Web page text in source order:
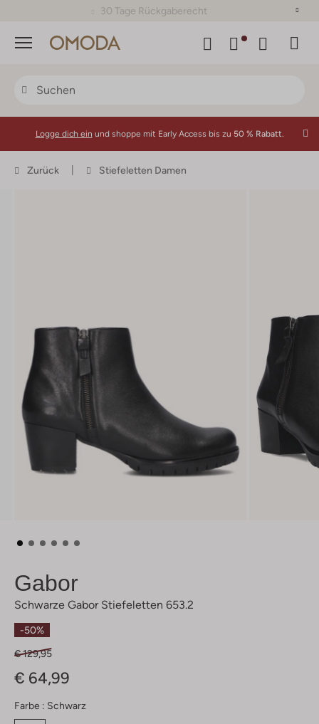
30 Tage Rückgaberecht
Menü
Logge dich ein und shoppe mit Early Access bis zu 50 % Rabatt.
Zurück Stiefeletten Damen
Gabor
Schwarze Gabor Stiefeletten 653.2
-50%
€ 129,95
€ 64,99
Farbe : Schwarz